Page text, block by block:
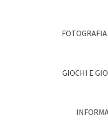
FOTOGRAFIA
GIOCHI E